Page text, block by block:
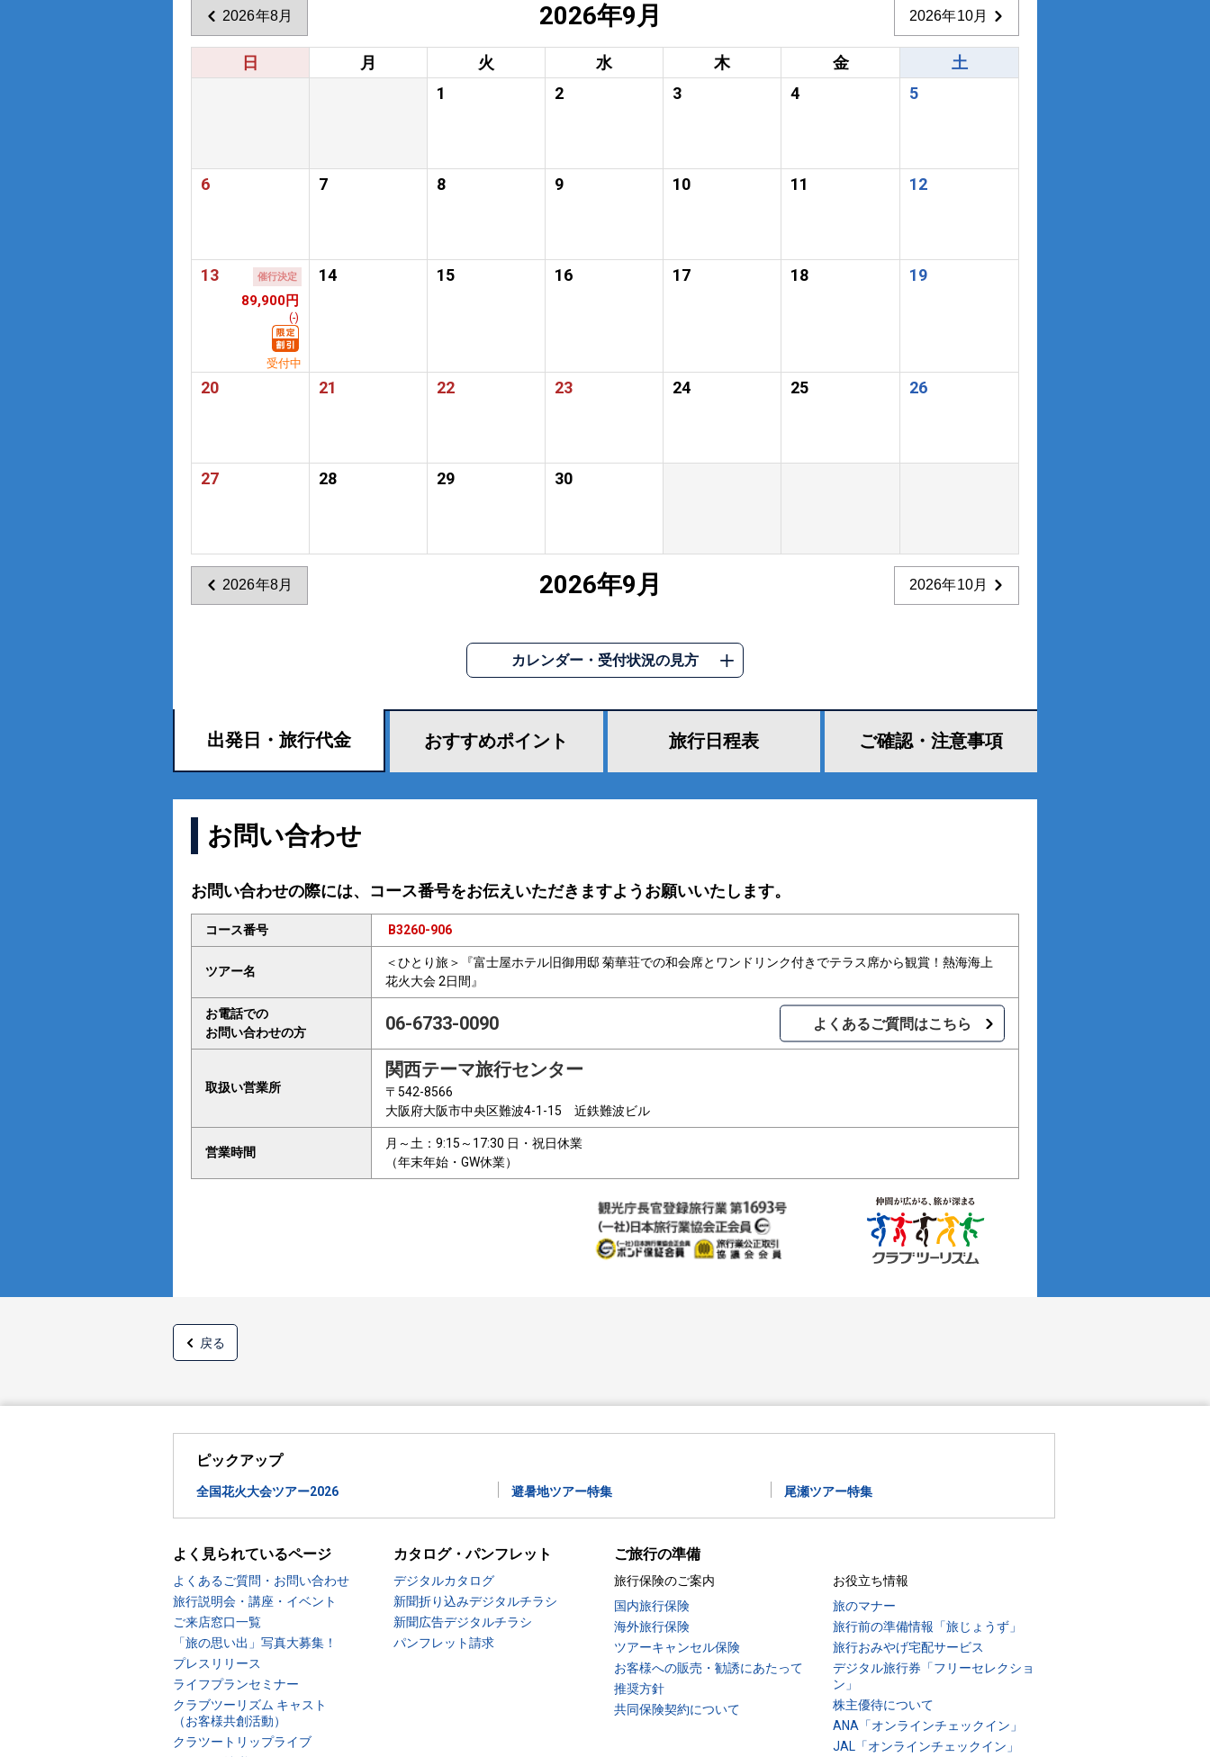
2026年8月 2026年9月 2026年10月
日 月 火 水 木 金
土
1
2 3 4 5
6 7 8 9 10 11 12
13 催行決定
89,900円
(-)
受付中
14 15 16 17 18 19
20 21 22 23 24 25 26
27 28 29 30
2026年8月 2026年9月 2026年10月
カレンダー・受付状況の見方
出発日・ 旅行代金 おすすめポイント 旅行日程表 ご確認・ 注意事項
お問い合わせ
お問い合わせの際には、コース番号をお伝えいただきますようお願いいたします。
コース番号 B3260-906
ツアー名
＜ひとり旅＞『富士屋ホテル旧御用邸 菊華荘での和会席とワンドリンク付きでテラス席から観賞！熱海海上
花火大会 2日間』
お電話での
お問い合わせの方
06-6733-0090 よくあるご質問はこちら
取扱い営業所
関西テーマ旅行センター
〒542-8566
大阪府大阪市中央区難波4-1-15 近鉄難波ビル
営業時間
月～土：9:15～17:30 日・祝日休業
（年末年始・GW休業）
戻る
ピックアップ
全国花火大会ツアー2026 避暑地ツアー特集 尾瀬ツアー特集
よく見られているページ
よくあるご質問・お問い合わせ
旅行説明会・講座・イベント
ご来店窓口一覧
「旅の思い出」写真大募集！
プレスリリース
ライフプランセミナー
クラブツーリズム キャスト
（お客様共創活動）
クラツートリップライブ
カタログ・パンフレット
デジタルカタログ
新聞折り込みデジタルチラシ
新聞広告デジタルチラシ
パンフレット請求
ご旅行の準備
旅行保険のご案内
国内旅行保険
海外旅行保険
ツアーキャンセル保険
お客様への販売・勧誘にあたって
推奨方針
共同保険契約について
お役立ち情報
旅のマナー
旅行前の準備情報「旅じょうず」
旅行おみやげ宅配サービス
デジタル旅行券「フリーセレクショ
ン」
株主優待について
ANA「オンラインチェックイン」
JAL「オンラインチェックイン」